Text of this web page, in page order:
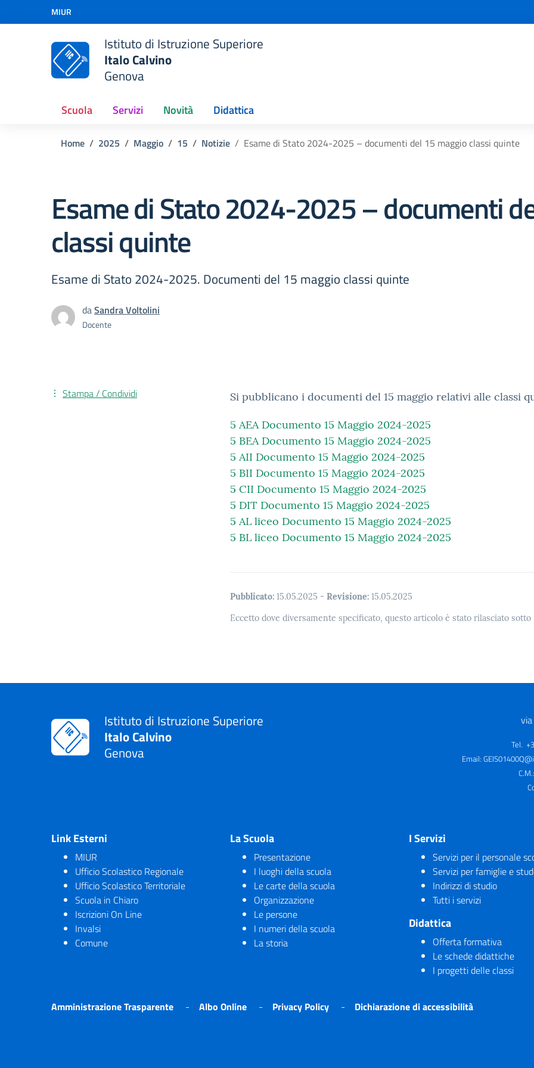
Vai ai contenuti
Vai al menu di navigazione
MIUR
Istituto di Istruzione Superiore
Italo Calvino
Genova
Scuola Servizi Novità Didattica
Home 2025 Maggio 15 Notizie Esame di Stato 2024-2025 – documenti del 15 maggio classi quinte
Esame di Stato 2024-2025 – documenti
classi quinte
Esame di Stato 2024-2025. Documenti del 15 maggio classi quinte
daSandra Voltolini
Docente
Si pubblicano i documenti del 15 maggio relativi alle classi
5 AEA Documento 15 Maggio 2024-2025
5 BEA Documento 15 Maggio 2024-2025
5 AII Documento 15 Maggio 2024-2025
5 BII Documento 15 Maggio 2024-2025
5 CII Documento 15 Maggio 2024-2025
5 DIT Documento 15 Maggio 2024-2025
5 AL liceo Documento 15 Maggio 2024-2025
5 BL liceo Documento 15 Maggio 2024-2025
Pubblicato: 15.05.2025 - Revisione: 15.05.2025
Eccetto dove diversamente specificato, questo articolo è stato rilasciato
Stampa / Condividi
Istituto di Istruzione Superiore
Italo Calvino
Genova
Tel.
Email:
Link Esterni
MIUR
Ufficio Scolastico Regionale
Ufficio Scolastico Territoriale
Scuola in Chiaro
Iscrizioni On Line
Invalsi
Comune
La Scuola
Presentazione
I luoghi della scuola
Le carte della scuola
Organizzazione
Le persone
I numeri della scuola
La storia
I Servizi
Servizi per il personale
Servizi per famiglie e
Indirizzi di studio
Tutti i servizi
Didattica
Offerta formativa
Le schede didattiche
I progetti delle classi
Amministrazione Trasparente Albo Online Privacy Policy
Dichiarazione di accessibilità